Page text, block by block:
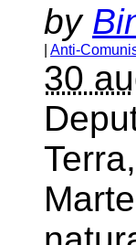
by
Anti-
30